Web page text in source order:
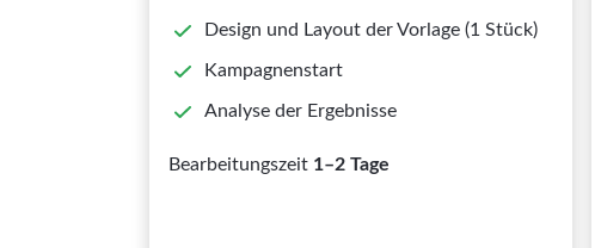
Design und Layout der Vorlage (1 Stück)
Kampagnenstart
Analyse der Ergebnisse
Bearbeitungszeit 1–2 Tage